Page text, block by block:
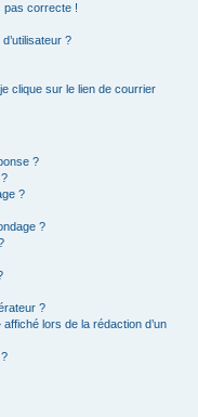
pas correcte !
?
clique sur le lien de courrier
?
?
?
?
lors de la rédaction d’un